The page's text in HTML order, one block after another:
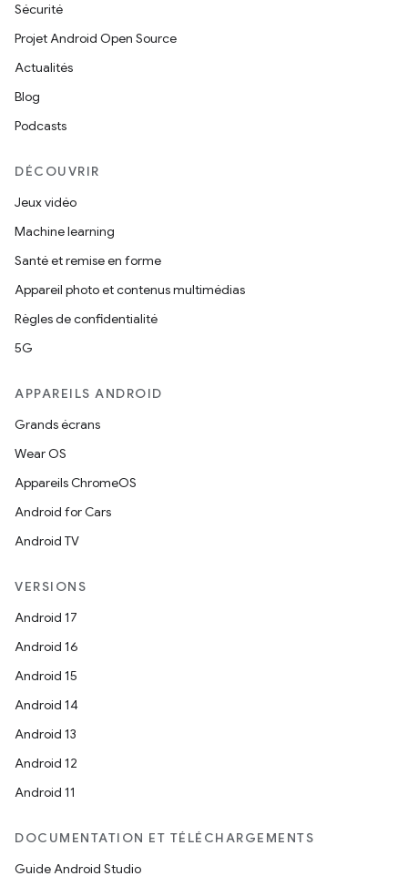
Sécurité
Projet Android Open Source
Actualités
Blog
Podcasts
DÉCOUVRIR
Jeux vidéo
Machine learning
Santé et remise en forme
Appareil photo et contenus multimédias
Règles de confidentialité
5G
APPAREILS ANDROID
Grands écrans
Wear OS
Appareils ChromeOS
Android for Cars
Android TV
VERSIONS
Android 17
Android 16
Android 15
Android 14
Android 13
Android 12
Android 11
DOCUMENTATION ET TÉLÉCHARGEMENTS
Guide Android Studio